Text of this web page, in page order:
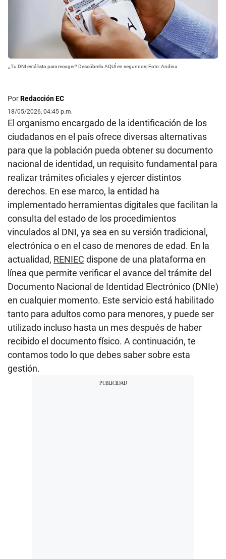
¿Tu DNI está listo para recoger? Descúbrelo AQUÍ en segundos| Foto: Andina
PorRedacción EC
18/05/2026, 04:45 p.m.
El organismo encargado de la identificación de los
ciudadanos en el país ofrece diversas alternativas
para que la población pueda obtener su documento
nacional de identidad, un requisito fundamental para
realizar trámites oficiales y ejercer distintos
derechos. En ese marco, la entidad ha
implementado herramientas digitales que facilitan la
consulta del estado de los procedimientos
vinculados al DNI, ya sea en su versión tradicional,
electrónica o en el caso de menores de edad. En la
actualidad, RENIEC dispone de una plataforma en
línea que permite verificar el avance del trámite del
Documento Nacional de Identidad Electrónico (DNIe)
en cualquier momento. Este servicio está habilitado
tanto para adultos como para menores, y puede ser
utilizado incluso hasta un mes después de haber
recibido el documento físico. A continuación, te
contamos todo lo que debes saber sobre esta
gestión.